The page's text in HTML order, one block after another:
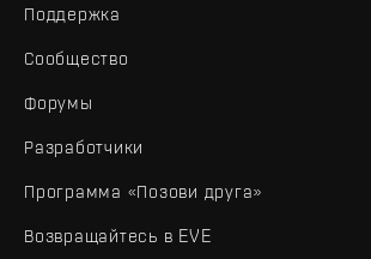
Поддержка
Сообщество
Форумы
Разработчики
Программа «Позови друга»
Возвращайтесь в EVE